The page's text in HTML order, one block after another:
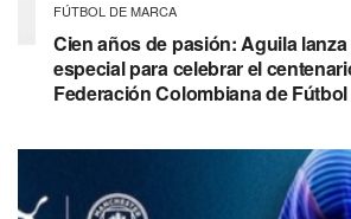
FÚTBOL DE MARCA
Cien años de pasión: Aguila
especial para celebrar el
Federación Colombiana de Fútbol